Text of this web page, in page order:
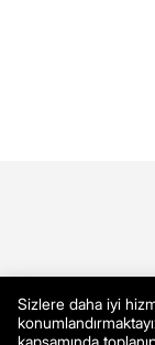
Sizlere daha iyi
kapsamında